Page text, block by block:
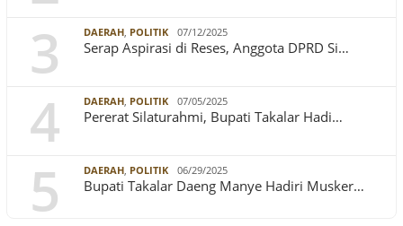
3 DAERAH, POLITIK 07/12/2025
Serap Aspirasi di Reses, Anggota DPRD Si…
4 DAERAH, POLITIK 07/05/2025
Pererat Silaturahmi, Bupati Takalar Hadi…
5 DAERAH, POLITIK 06/29/2025
Bupati Takalar Daeng Manye Hadiri Musker…